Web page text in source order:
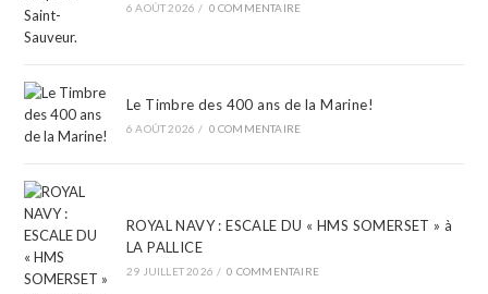
6 AOÛT 2026 / 0 COMMENTAIRE
Le Timbre des 400 ans de la Marine!
6 AOÛT 2026 / 0 COMMENTAIRE
ROYAL NAVY : ESCALE DU « HMS SOMERSET » à
LA PALLICE
29 JUILLET 2026 / 0 COMMENTAIRE